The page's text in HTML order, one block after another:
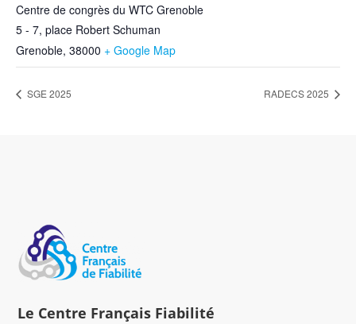
Centre de congrès du WTC Grenoble
5 - 7, place Robert Schuman
Grenoble, 38000 + Google Map
SGE 2025 RADECS 2025
Le Centre Français Fiabilité